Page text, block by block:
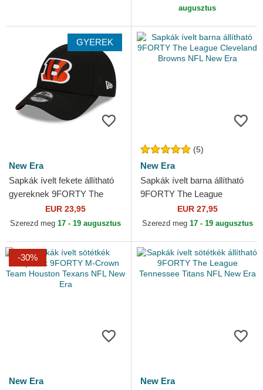
augusztus
GYEREK
New Era
Sapkák ívelt fekete állítható
gyereknek 9FORTY The
League Cincinnati Bengals
NFL New Era
EUR 23,95
Szerezd meg 17 - 19 augusztus
(5)
New Era
Sapkák ívelt barna állítható
9FORTY The League
Cleveland Browns NFL New
Era
EUR 27,95
Szerezd meg 17 - 19 augusztus
-30%
New Era
New Era